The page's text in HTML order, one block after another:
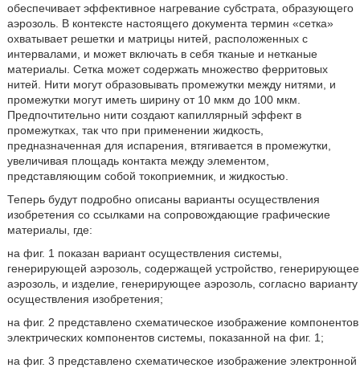
обеспечивает эффективное нагревание субстрата, образующего
аэрозоль. В контексте настоящего документа термин «сетка»
охватывает решетки и матрицы нитей, расположенных с
интервалами, и может включать в себя тканые и нетканые
материалы. Сетка может содержать множество ферритовых
нитей. Нити могут образовывать промежутки между нитями, и
промежутки могут иметь ширину от 10 мкм до 100 мкм.
Предпочтительно нити создают капиллярный эффект в
промежутках, так что при применении жидкость,
предназначенная для испарения, втягивается в промежутки,
увеличивая площадь контакта между элементом,
представляющим собой токоприемник, и жидкостью.
Теперь будут подробно описаны варианты осуществления
изобретения со ссылками на сопровождающие графические
материалы, где:
на фиг. 1 показан вариант осуществления системы,
генерирующей аэрозоль, содержащей устройство, генерирующее
аэрозоль, и изделие, генерирующее аэрозоль, согласно варианту
осуществления изобретения;
на фиг. 2 представлено схематическое изображение компонентов
электрических компонентов системы, показанной на фиг. 1;
на фиг. 3 представлено схематическое изображение электронной